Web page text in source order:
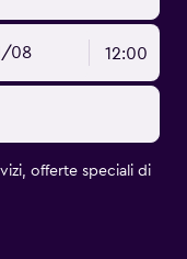
08 12:00
offerte speciali di